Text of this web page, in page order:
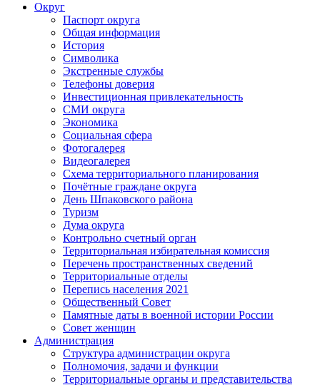
Округ
Паспорт округа
Общая информация
История
Символика
Экстренные службы
Телефоны доверия
Инвестиционная привлекательность
СМИ округа
Экономика
Социальная сфера
Фотогалерея
Видеогалерея
Схема территориального планирования
Почётные граждане округа
День Шпаковского района
Туризм
Дума округа
Контрольно счетный орган
Территориальная избирательная комиссия
Перечень пространственных сведений
Территориальные отделы
Перепись населения 2021
Общественный Совет
Памятные даты в военной истории России
Совет женщин
Администрация
Структура администрации округа
Полномочия, задачи и функции
Территориальные органы и представительства